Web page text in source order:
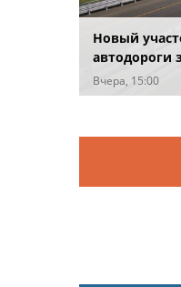
Новый
автодороги
Вчера, 15:00